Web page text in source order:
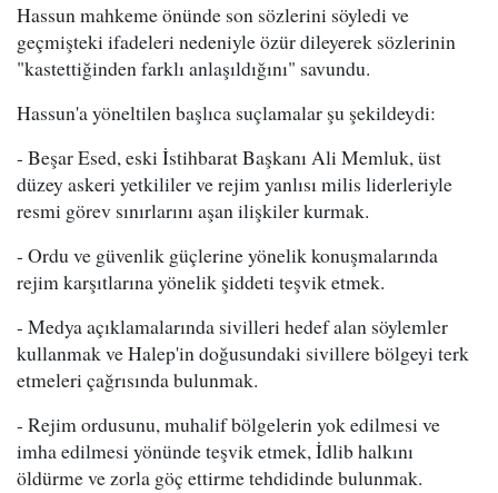
Hassun mahkeme önünde son sözlerini söyledi ve
geçmişteki ifadeleri nedeniyle özür dileyerek sözlerinin
"kastettiğinden farklı anlaşıldığını" savundu.
Hassun'a yöneltilen başlıca suçlamalar şu şekildeydi:
- Beşar Esed, eski İstihbarat Başkanı Ali Memluk, üst
düzey askeri yetkililer ve rejim yanlısı milis liderleriyle
resmi görev sınırlarını aşan ilişkiler kurmak.
- Ordu ve güvenlik güçlerine yönelik konuşmalarında
rejim karşıtlarına yönelik şiddeti teşvik etmek.
- Medya açıklamalarında sivilleri hedef alan söylemler
kullanmak ve Halep'in doğusundaki sivillere bölgeyi terk
etmeleri çağrısında bulunmak.
- Rejim ordusunu, muhalif bölgelerin yok edilmesi ve
imha edilmesi yönünde teşvik etmek, İdlib halkını
öldürme ve zorla göç ettirme tehdidinde bulunmak.